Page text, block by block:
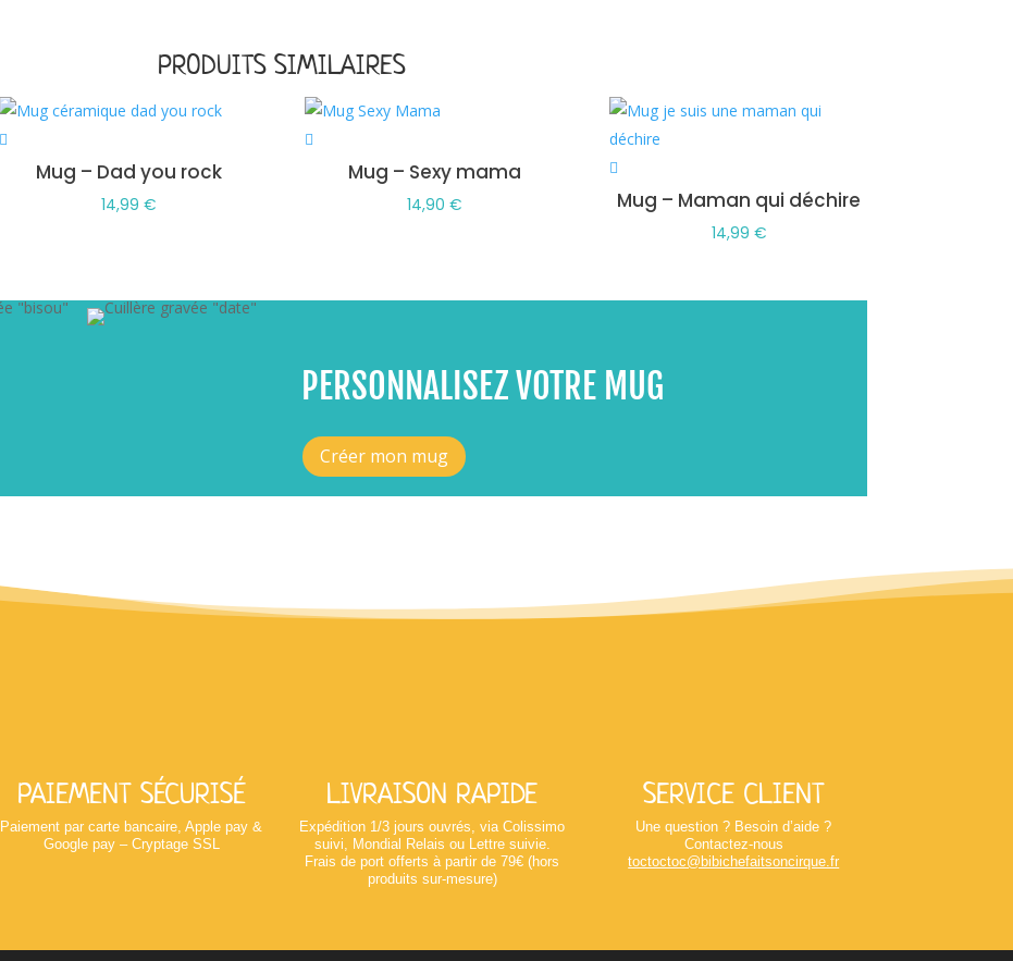
PRODUITS SIMILAIRES
Mug – Dad you rock
14,99€
Mug – Sexy mama
14,90 € Mug – Maman qui déchire
14,99 €
PERSONNALISEZ VOTRE MUG
Créer mon mug
PAIEMENT SÉCURISÉ
Paiement par carte bancaire, Apple pay &
Google pay – Cryptage SSL
LIVRAISON RAPIDE
Expédition 1/3 jours ouvrés, via Colissimo
suivi, Mondial Relais ou Lettre suivie.
Frais de port offerts à partir de 79€ (hors
produits sur-mesure)
SERVICE CLIENT
Une question ? Besoin d’aide ?
Contactez-nous
toctoctoc@bibichefaitsoncirque.fr